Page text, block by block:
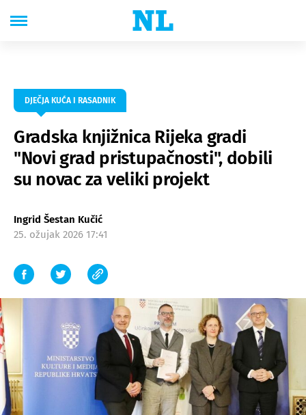
DJEČJA KUĆA I RASADNIK
Gradska knjižnica Rijeka gradi
"Novi grad pristupačnosti", dobili
su novac za veliki projekt
Ingrid Šestan Kučić
25. ožujak 2026 17:41